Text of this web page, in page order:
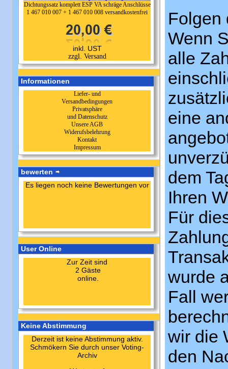
Dichtungssatz komplett ESP VA schräge Anschlüsse
1 467 010 007 + 1 467 010 008 versandkostenfrei
inkl. UST
zzgl. Versand
Informationen
Liefer- und
Versandbedingungen
Privatsphäre
und Datenschutz
Unsere AGB
Widerufsbelehrung
Kontakt
Impressum
bewerten
Es liegen noch keine Bewertungen vor
User Online
Zur Zeit sind
2 Gäste
online.
Keine Abstimmung
Derzeit ist keine Abstimmung aktiv.
Schmökern Sie durch unser Voting-
Archiv
Folgen
Wenn
alle
eine
dem
Ihren
Für
wurde
Fall
wir die
den